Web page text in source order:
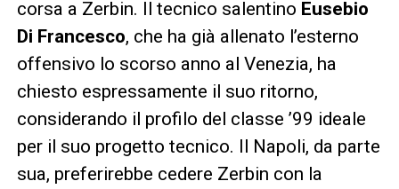
corsa a Zerbin. Il tecnico salentino Eusebio
Di Francesco, che ha già allenato l’esterno
offensivo lo scorso anno al Venezia, ha
chiesto espressamente il suo ritorno,
considerando il profilo del classe ’99 ideale
per il suo progetto tecnico. Il Napoli, da parte
sua, preferirebbe cedere Zerbin con la